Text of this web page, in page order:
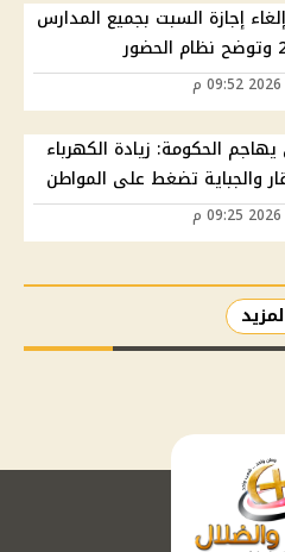
إجازة السبت بجميع المدارس
الحكومة: زيادة الكهرباء
والجباية تضغط على المواطن